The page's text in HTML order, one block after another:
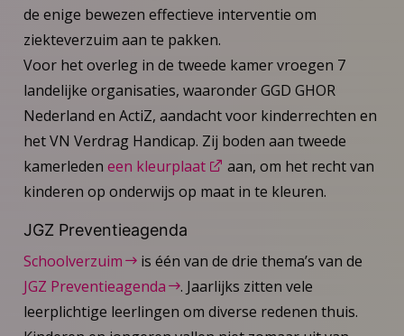
de enige bewezen effectieve interventie om
ziekteverzuim aan te pakken.
Voor het overleg in de tweede kamer vroegen 7
landelijke organisaties, waaronder GGD GHOR
Nederland en ActiZ, aandacht voor kinderrechten en
het VN Verdrag Handicap. Zij boden aan tweede
kamerleden een kleurplaat
aan, om het recht van
kinderen op onderwijs op maat in te kleuren.
JGZ Preventieagenda
Schoolverzuim
is één van de drie thema’s van de
JGZ Preventieagenda
. Jaarlijks zitten vele
leerplichtige leerlingen om diverse redenen thuis.